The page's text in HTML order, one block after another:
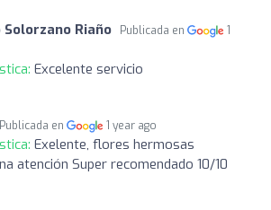
Riaño Publicada en
1
Excelente servicio
Publicada en 1 year ago
Exelente, flores hermosas
atención Super recomendado 10/10